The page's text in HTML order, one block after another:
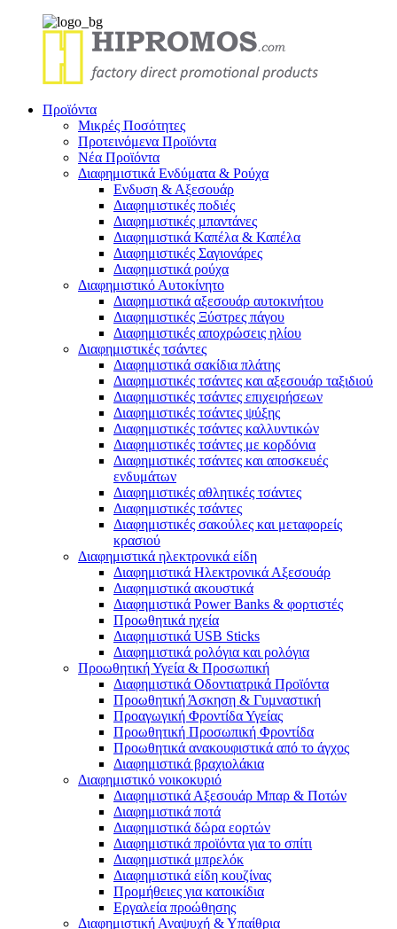
Προϊόντα
Μικρές Ποσότητες
Προτεινόμενα Προϊόντα
Νέα Προϊόντα
Διαφημιστικά Ενδύματα & Ρούχα
Ενδυση & Αξεσουάρ
Διαφημιστικές ποδιές
Διαφημιστικές μπαντάνες
Διαφημιστικά Καπέλα & Καπέλα
Διαφημιστικές Σαγιονάρες
Διαφημιστικά ρούχα
Διαφημιστικό Αυτοκίνητο
Διαφημιστικά αξεσουάρ αυτοκινήτου
Διαφημιστικές Ξύστρες πάγου
Διαφημιστικές αποχρώσεις ηλίου
Διαφημιστικές τσάντες
Διαφημιστικά σακίδια πλάτης
Διαφημιστικές τσάντες και αξεσουάρ ταξιδιού
Διαφημιστικές τσάντες επιχειρήσεων
Διαφημιστικές τσάντες ψύξης
Διαφημιστικές τσάντες καλλυντικών
Διαφημιστικές τσάντες με κορδόνια
Διαφημιστικές τσάντες και αποσκευές
ενδυμάτων
Διαφημιστικές αθλητικές τσάντες
Διαφημιστικές τσάντες
Διαφημιστικές σακούλες και μεταφορείς
κρασιού
Διαφημιστικά ηλεκτρονικά είδη
Διαφημιστικά Ηλεκτρονικά Αξεσουάρ
Διαφημιστικά ακουστικά
Διαφημιστικά Power Banks & φορτιστές
Προωθητικά ηχεία
Διαφημιστικά USB Sticks
Διαφημιστικά ρολόγια και ρολόγια
Προωθητική Υγεία & Προσωπική
Διαφημιστικά Οδοντιατρικά Προϊόντα
Προωθητική Άσκηση & Γυμναστική
Προαγωγική Φροντίδα Υγείας
Προωθητική Προσωπική Φροντίδα
Προωθητικά ανακουφιστικά από το άγχος
Διαφημιστικά βραχιολάκια
Διαφημιστικό νοικοκυριό
Διαφημιστικά Αξεσουάρ Μπαρ & Ποτών
Διαφημιστικά ποτά
Διαφημιστικά δώρα εορτών
Διαφημιστικά προϊόντα για το σπίτι
Διαφημιστικά μπρελόκ
Διαφημιστικά είδη κουζίνας
Προμήθειες για κατοικίδια
Εργαλεία προώθησης
Διαφημιστική Αναψυχή & Υπαίθρια